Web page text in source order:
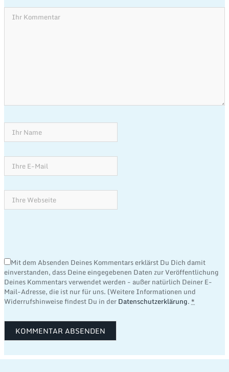
Mit dem Absenden Deines Kommentars erklärst Du Dich damit
einverstanden, dass Deine eingegebenen Daten zur Veröffentlichung
Deines Kommentars verwendet werden - außer natürlich Deiner E-
Mail-Adresse, die ist nur für uns. (Weitere Informationen und
Widerrufshinweise findest Du in derDatenschutzerklärung.*